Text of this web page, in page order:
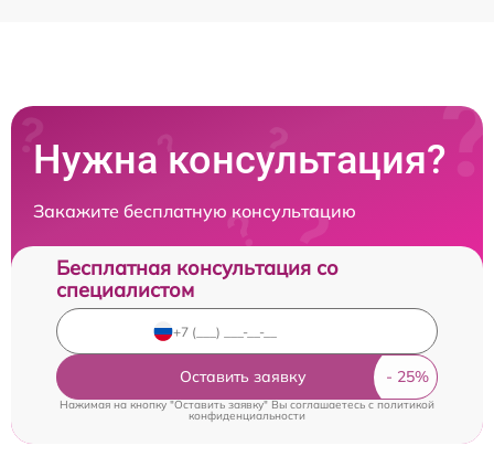
Нужна консультация?
Закажите бесплатную консультацию
Бесплатная консультация со
специалистом
Оставить заявку
Нажимая на кнопку "Оставить заявку" Вы соглашаетесь cполитикой
конфиденциальности